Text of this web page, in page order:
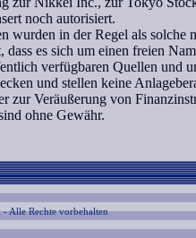
noch autorisiert.
wurden in der Regel als solche
es sich um einen freien
verfügbaren Quellen und
und stellen keine
zur Veräußerung von
ohne Gewähr.
- Alle Rechte vorbehalten